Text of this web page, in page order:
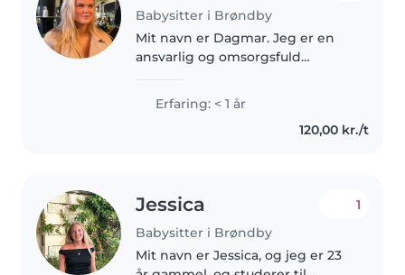
Babysitter i Brøndby
Mit navn er Dagmar. Jeg er en
ansvarlig og omsorgsfuld
være sammen med børn. Jeg
har selv småsøskende, som jeg
ofte leger med og hjælper med
Erfaring: < 1 år
120,00 kr./t
Jessica
Babysitter i Brøndby
1
Mit navn er Jessica, og jeg er 23